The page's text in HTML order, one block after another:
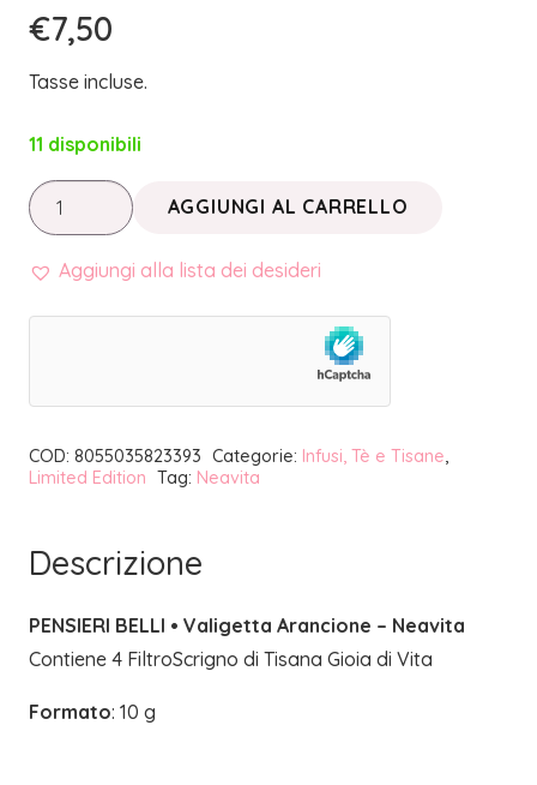
€7,50
Tasse incluse.
11 disponibili
PENSIERI
BELLI
•
AGGIUNGI AL CARRELLO
Aggiungi alla lista dei desideri
COD: 8055035823393 Categorie: Infusi, Tè e Tisane,
Limited Edition Tag: Neavita
Descrizione
PENSIERI BELLI • Valigetta Arancione – Neavita
Contiene 4 FiltroScrigno di Tisana Gioia di Vita
Formato: 10 g